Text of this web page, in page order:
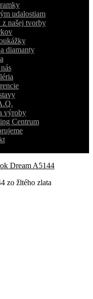
udalostiam
našej tvorby
diamanty
výroby
Centrum
Dream A5144